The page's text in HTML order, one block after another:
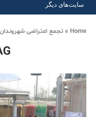
سایت‌های دیگر
Home
» تجمع اعتراضی